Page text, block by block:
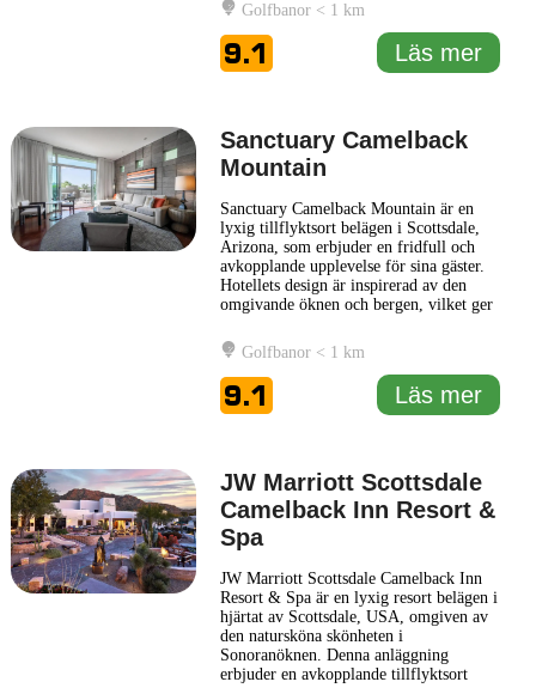
Spa strävar efter att främja en hälsosam
livsstil genom att erbjuda ett brett utbud
av träningsklasser, inklusive... Läs mer
Golfbanor < 1 km
9.1 Läs mer
Sanctuary Camelback
Mountain
Sanctuary Camelback Mountain är en
lyxig tillflyktsort belägen i Scottsdale,
Arizona, som erbjuder en fridfull och
avkopplande upplevelse för sina gäster.
Hotellets design är inspirerad av den
omgivande öknen och bergen, vilket ger
Gästernas komfort sätts i främsta
rummet med eleganta boenden som
erbjuder modern inredning och
bekvämligheter, varav många rum har...
Läs mer
Golfbanor < 1 km
9.1 Läs mer
JW Marriott Scottsdale
Camelback Inn Resort &
Spa
JW Marriott Scottsdale Camelback Inn
Resort & Spa är en lyxig resort belägen i
hjärtat av Scottsdale, USA, omgiven av
den natursköna skönheten i
Sonoranöknen. Denna anläggning
erbjuder en avkopplande tillflyktsort